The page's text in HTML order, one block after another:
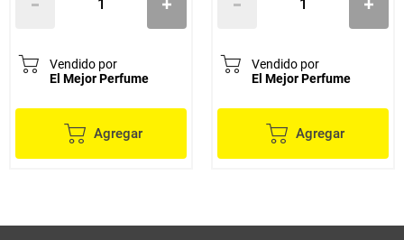
Vendido por
El Mejor Perfume
Agregar
Vendido por
El Mejor Perfume
Agregar